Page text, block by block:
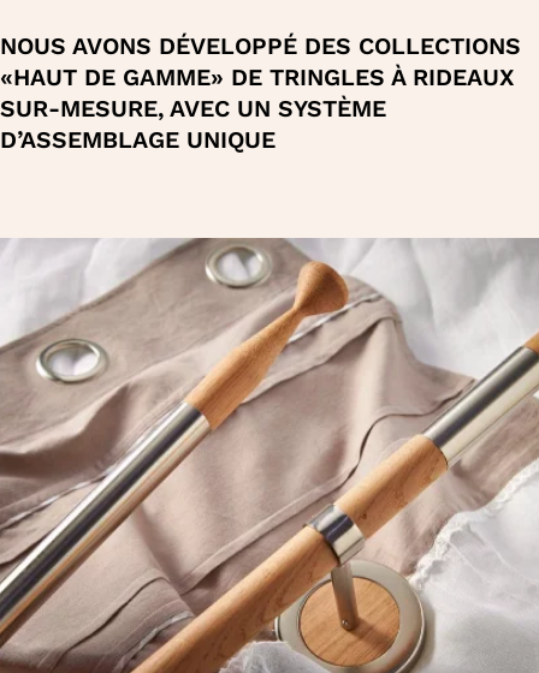
NOUS AVONS DÉVELOPPÉ DES COLLECTIONS
«HAUT DE GAMME» DE TRINGLES À RIDEAUX
SUR-MESURE, AVEC UN SYSTÈME
D’ASSEMBLAGE UNIQUE